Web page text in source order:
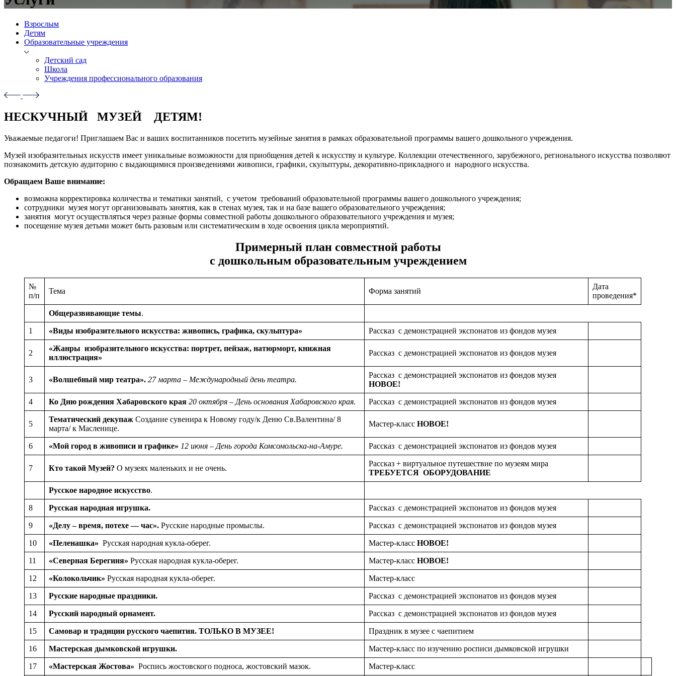
Взрослым
Детям
Образовательные учреждения
Детский сад
Школа
Учреждения профессионального образования
НЕСКУЧНЫЙ МУЗЕЙ ДЕТЯМ!
Уважаемые педагоги! Приглашаем Вас и ваших воспитанников посетить музейные занятия в рамках образовательной программы вашего дошкольного учреждения.
Музей изобразительных искусств имеет уникальные возможности для приобщения детей к искусству и культуре. Коллекции отечественного, зарубежного, регионального искусства позволяют
познакомить детскую аудиторию с выдающимися произведениями живописи, графики, скульптуры, декоративно-прикладного и народного искусства.
Обращаем Ваше внимание:
возможна корректировка количества и тематики занятий, с учетом требований образовательной программы вашего дошкольного учреждения;
сотрудники музея могут организовывать занятия, как в стенах музея, так и на базе вашего образовательного учреждения;
занятия могут осуществляться через разные формы совместной работы дошкольного образовательного учреждения и музея;
посещение музея детьми может быть разовым или систематическим в ходе освоения цикла мероприятий.
Примерный план совместной работы
с дошкольным образовательным учреждением
№
п/п
Тема Форма занятий
Дата
проведения*
Общеразвивающие темы.
1 «Виды изобразительного искусства: живопись, графика, скульптура» Рассказ с демонстрацией экспонатов из фондов музея
2
«Жанры изобразительного искусства: портрет, пейзаж, натюрморт, книжная
иллюстрация»
Рассказ с демонстрацией экспонатов из фондов музея
3 «Волшебный мир театра». 27 марта – Международный день театра.
Рассказ с демонстрацией экспонатов из фондов музея
НОВОЕ!
4 Ко Дню рождения Хабаровского края 20 октября – День основания Хабаровского края. Рассказ с демонстрацией экспонатов из фондов музея
5
Тематический декупаж Создание сувенира к Новому году/к Деню Св.Валентина/ 8
марта/ к Масленице.
Мастер-класс НОВОЕ!
6 «Мой город в живописи и графике» 12 июня – День города Комсомольска-на-Амуре. Рассказ с демонстрацией экспонатов из фондов музея
7 Кто такой Музей? О музеях маленьких и не очень.
Рассказ + виртуальное путешествие по музеям мира
ТРЕБУЕТСЯ ОБОРУДОВАНИЕ
Русское народное искусство.
8 Русская народная игрушка. Рассказ с демонстрацией экспонатов из фондов музея
9 «Делу – время, потехе — час». Русские народные промыслы. Рассказ с демонстрацией экспонатов из фондов музея
10 «Пеленашка» Русская народная кукла-оберег. Мастер-класс НОВОЕ!
11 «Северная Берегиня» Русская народная кукла-оберег. Мастер-класс НОВОЕ!
12 «Колокольчик» Русская народная кукла-оберег. Мастер-класс
13 Русские народные праздники. Рассказ с демонстрацией экспонатов из фондов музея
14 Русский народный орнамент. Рассказ с демонстрацией экспонатов из фондов музея
15 Самовар и традиции русского чаепития. ТОЛЬКО В МУЗЕЕ! Праздник в музее с чаепитием
16 Мастерская дымковской игрушки. Мастер-класс по изучению росписи дымковской игрушки
17 «Мастерская Жостова» Роспись жостовского подноса, жостовский мазок. Мастер-класс